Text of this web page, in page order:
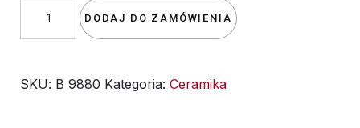
szkliwo
opakowanie
DODAJ DO ZAMÓWIENIA
SKU: B 9880 Kategoria: Ceramika